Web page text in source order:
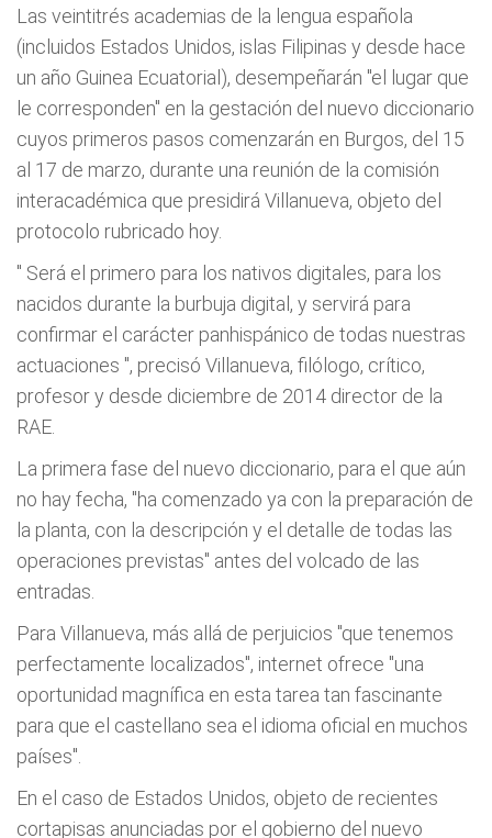
Las veintitrés academias de la lengua española
(incluidos Estados Unidos, islas Filipinas y desde hace
un año Guinea Ecuatorial), desempeñarán "el lugar que
le corresponden" en la gestación del nuevo diccionario
cuyos primeros pasos comenzarán en Burgos, del 15
al 17 de marzo, durante una reunión de la comisión
interacadémica que presidirá Villanueva, objeto del
protocolo rubricado hoy.
" Será el primero para los nativos digitales, para los
nacidos durante la burbuja digital, y servirá para
confirmar el carácter panhispánico de todas nuestras
actuaciones ", precisó Villanueva, filólogo, crítico,
profesor y desde diciembre de 2014 director de la
RAE.
La primera fase del nuevo diccionario, para el que aún
no hay fecha, "ha comenzado ya con la preparación de
la planta, con la descripción y el detalle de todas las
operaciones previstas" antes del volcado de las
entradas.
Para Villanueva, más allá de perjuicios "que tenemos
perfectamente localizados", internet ofrece "una
oportunidad magnífica en esta tarea tan fascinante
para que el castellano sea el idioma oficial en muchos
países".
En el caso de Estados Unidos, objeto de recientes
cortapisas anunciadas por el gobierno del nuevo